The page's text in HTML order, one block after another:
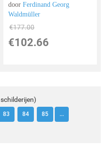
doorFerdinand Georg
Waldmüller
€177.00
€102.66
schilderijen)
83 84 85 ...